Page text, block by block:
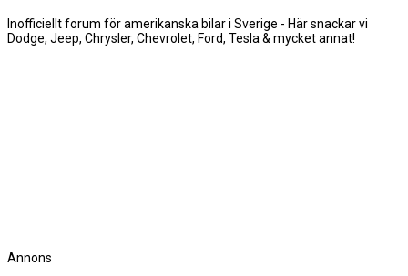
Inofficiellt forum för amerikanska bilar i Sverige - Här snackar vi
Dodge, Jeep, Chrysler, Chevrolet, Ford, Tesla & mycket annat!
Annons